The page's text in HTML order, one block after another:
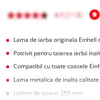
Lama de iarba originala Einhell
Potrivit pentru taierea ierbii
Compatibil cu toate coasele
Lama metalica de inalta calitate
Latime de taiere: 255 mm